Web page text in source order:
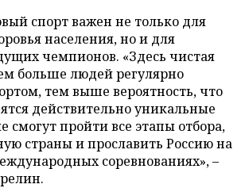
спорт важен не только для
населения, но и для
чемпионов. «Здесь чистая
больше людей регулярно
тем выше вероятность, что
действительно уникальные
смогут пройти все этапы отбора,
страны и прославить Россию на
соревнованиях», –